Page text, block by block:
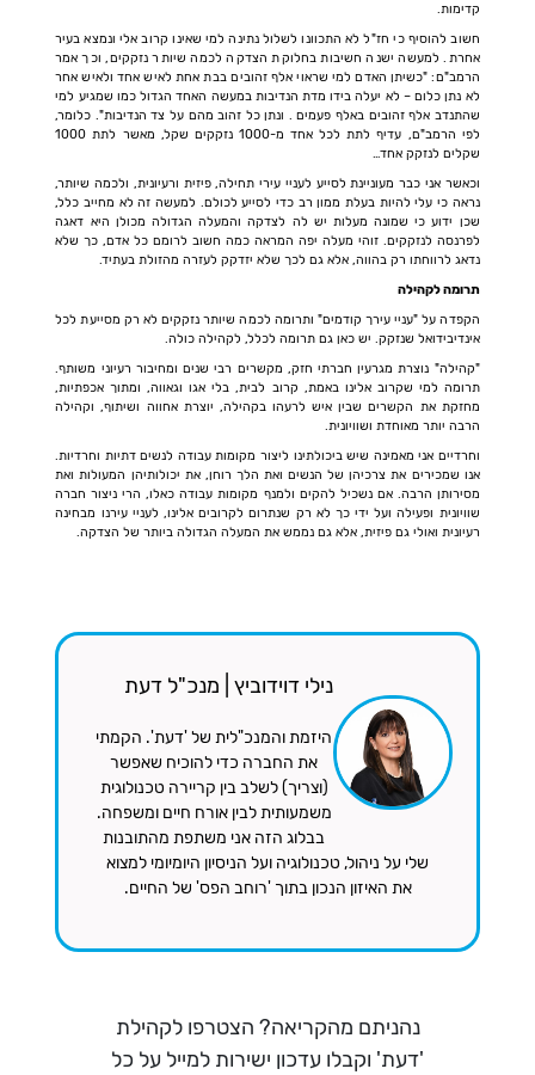
קדימות.
חשוב להוסיף כי חז"ל לא התכוונו לשלול נתינה למי שאינו קרוב אלי ונמצא בעיר
אחרת. למעשה ישנה חשיבות בחלוקת הצדקה לכמה שיותר נזקקים, וכך אמר
הרמב"ם: "כשיתן האדם למי שראוי אלף זהובים בבת אחת לאיש אחד ולאיש אחר
לא נתן כלום – לא יעלה בידו מדת הנדיבות במעשה האחד הגדול כמו שמגיע למי
שהתנדב אלף זהובים באלף פעמים . ונתן כל זהוב מהם על צד הנדיבות". כלומר,
לפי הרמב"ם, עדיף לתת לכל אחד מ-1000 נזקקים שקל, מאשר לתת 1000
שקלים לנזקק אחד…
וכאשר אני כבר מעוניינת לסייע לעניי עירי תחילה, פיזית ורעיונית, ולכמה שיותר,
נראה כי עלי להיות בעלת ממון רב כדי לסייע לכולם. למעשה זה לא מחייב כלל,
שכן ידוע כי שמונה מעלות יש לה לצדקה והמעלה הגדולה מכולן היא דאגה
לפרנסה לנזקקים. זוהי מעלה יפה המראה כמה חשוב לרומם כל אדם, כך שלא
נדאג לרווחתו רק בהווה, אלא גם לכך שלא יזדקק לעזרה מהזולת בעתיד.
תרומה לקהילה
הקפדה על "עניי עירך קודמים" ותרומה לכמה שיותר נזקקים לא רק מסייעת לכל
אינדיבידואל שנזקק. יש כאן גם תרומה לכלל, לקהילה כולה.
"קהילה" נוצרת מגרעין חברתי חזק, מקשרים רבי שנים ומחיבור רעיוני משותף.
תרומה למי שקרוב אלינו באמת, קרוב לבית, בלי אגו וגאווה, ומתוך אכפתיות,
מחזקת את הקשרים שבין איש לרעהו בקהילה, יוצרת אחווה ושיתוף, וקהילה
הרבה יותר מאוחדת ושוויונית.
וחרדיים אני מאמינה שיש ביכולתינו ליצור מקומות עבודה לנשים דתיות וחרדיות.
אנו שמכירים את צרכיהן של הנשים ואת הלך רוחן, את יכולותיהן המעולות ואת
מסירותן הרבה. אם נשכיל להקים ולמנף מקומות עבודה כאלו, הרי ניצור חברה
שוויונית ופעילה ועל ידי כך לא רק שנתרום לקרובים אלינו, לעניי עירנו מבחינה
רעיונית ואולי גם פיזית, אלא גם נממש את המעלה הגדולה ביותר של הצדקה.
נילי דוידוביץ | מנכ"ל דעת
היזמת והמנכ"לית של 'דעת'. הקמתי
את החברה כדי להוכיח שאפשר
(וצריך) לשלב בין קריירה טכנולוגית
משמעותית לבין אורח חיים ומשפחה.
בבלוג הזה אני משתפת מהתובנות
שלי על ניהול, טכנולוגיה ועל הניסיון היומיומי למצוא
את האיזון הנכון בתוך 'רוחב הפס' של החיים.
נהניתם מהקריאה? הצטרפו לקהילת
'דעת' וקבלו עדכון ישירות למייל על כל